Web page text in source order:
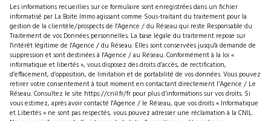
Les informations recueillies sur ce formulaire sont enregistrées dans un fichier
informatisé par La Boite Immo agissant comme Sous-traitant du traitement pour la
gestion de la clientèle/prospects de l'Agence / du Réseau qui reste Responsable du
Traitement de vos Données personnelles. La base légale du traitement repose sur
l'intérêt légitime de l'Agence / du Réseau. Elles sont conservées jusqu'à demande de
suppression et sont destinées à l'Agence / au Réseau. Conformément à la loi «
informatique et libertés », vous disposez des droits d’accès, de rectification,
d’effacement, d’opposition, de limitation et de portabilité de vos données. Vous pouvez
retirer votre consentement à tout moment en contactant directement l’Agence / Le
Réseau. Consultez le site https://cnil.fr/fr pour plus d’informations sur vos droits. Si
vous estimez, après avoir contacté l'Agence / le Réseau, que vos droits « Informatique
et Libertés » ne sont pas respectés, vous pouvez adresser une réclamation à la CNIL.